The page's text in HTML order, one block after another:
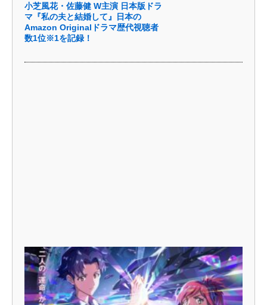
小芝風花・佐藤健 W主演 日本版ドラ
マ『私の夫と結婚して』日本の
Amazon Originalドラマ歴代視聴者
数1位※1を記録！